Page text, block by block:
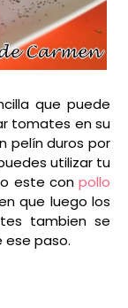
que puede
tomates en su
pelín duros por
utilizar tu
este con pollo
que luego los
tambien se
ese paso.